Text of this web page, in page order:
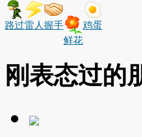
路过雷人 握手
鲜花
鸡蛋
刚表态过的